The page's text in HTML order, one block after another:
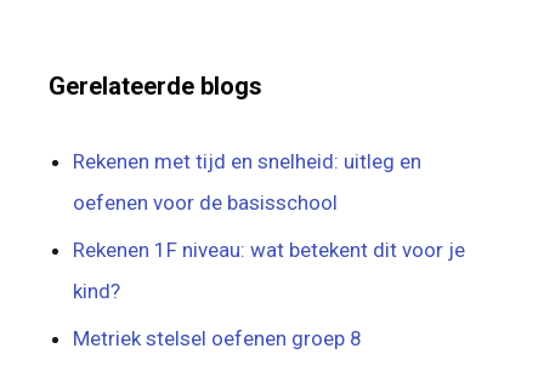
Gerelateerde blogs
Rekenen met tijd en snelheid: uitleg en
oefenen voor de basisschool
Rekenen 1F niveau: wat betekent dit voor je
kind?
Metriek stelsel oefenen groep 8